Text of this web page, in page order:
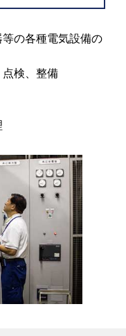
の各種電気設備の
検、整備